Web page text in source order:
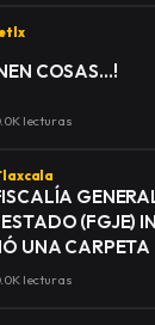
COSAS…!
lecturas
(FGJE)
UNA CARPETA
POR
lecturas